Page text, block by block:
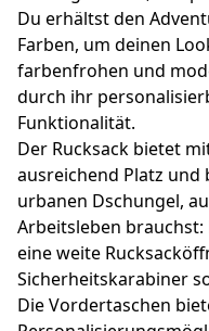
Du erhältst den
Farben, um deinen
farbenfrohen und
durch ihr
Funktionalität.
Der Rucksack bietet
ausreichend Platz und
urbanen Dschungel,
Arbeitsleben
eine weite
Sicherheitskarabiner
Die Vordertaschen